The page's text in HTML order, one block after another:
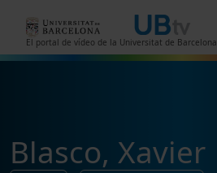
El portal de vídeo de la Universitat de Barcelona
Blasco, Xavier